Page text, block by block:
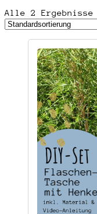
Alle 2 Ergebnisse